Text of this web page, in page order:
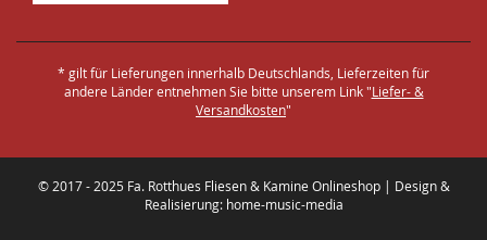
* gilt für Lieferungen innerhalb Deutschlands, Lieferzeiten für
andere Länder entnehmen Sie bitte unserem Link "Liefer- &
Versandkosten"
© 2017 - 2025 Fa. Rotthues Fliesen & Kamine Onlineshop | Design &
Realisierung: home-music-media